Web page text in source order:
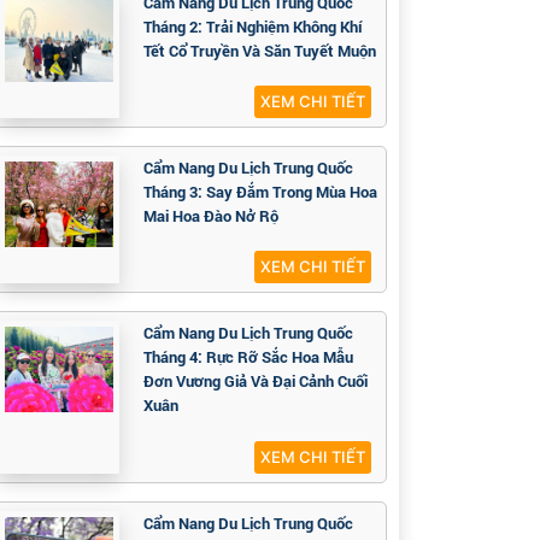
Tháng 2: Trải Nghiệm Không Khí
Tết Cổ Truyền Và Săn Tuyết Muộn
XEM CHI TIẾT
Cẩm Nang Du Lịch Trung Quốc
Tháng 3: Say Đắm Trong Mùa Hoa
Mai Hoa Đào Nở Rộ
XEM CHI TIẾT
Cẩm Nang Du Lịch Trung Quốc
Tháng 4: Rực Rỡ Sắc Hoa Mẫu
Đơn Vương Giả Và Đại Cảnh Cuối
Xuân
XEM CHI TIẾT
Cẩm Nang Du Lịch Trung Quốc